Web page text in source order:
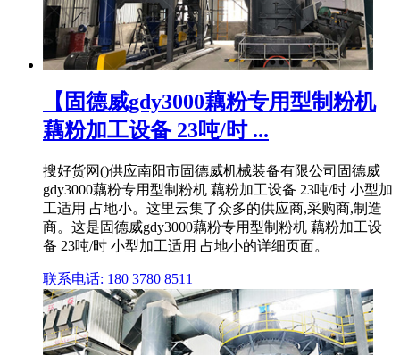
【固德威gdy3000藕粉专用型制粉机
藕粉加工设备 23吨/时 ...
搜好货网()供应南阳市固德威机械装备有限公司固德威
gdy3000藕粉专用型制粉机 藕粉加工设备 23吨/时 小型加
工适用 占地小。这里云集了众多的供应商,采购商,制造
商。这是固德威gdy3000藕粉专用型制粉机 藕粉加工设
备 23吨/时 小型加工适用 占地小的详细页面。
联系电话: 180 3780 8511